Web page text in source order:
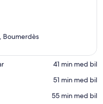
Boumerdès
‪41 min med bil‬
‪51 min med bil‬
‪55 min med bil‬